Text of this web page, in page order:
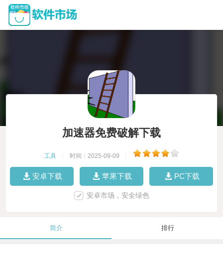
加速器免费破解下载
工具 时间：2025-09-09
安卓下载 苹果下载 PC下载
安卓市场，安全绿色
简介 排行